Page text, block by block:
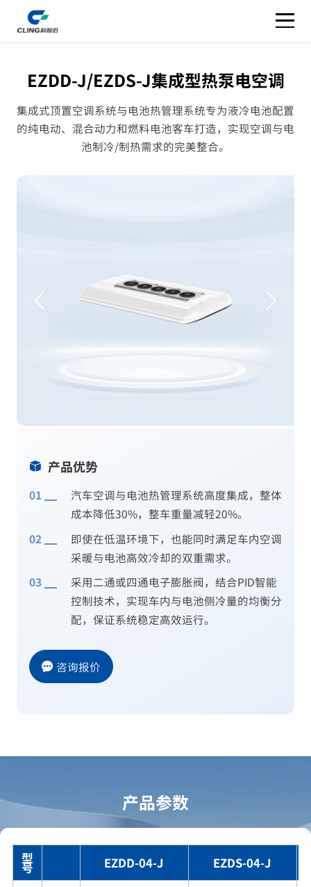
EZDD-J/EZDS-J集成型热泵电空调
集成式顶置空调系统与电池热管理系统专为液冷电池配置
的纯电动、混合动力和燃料电池客车打造，实现空调与电
池制冷/制热需求的完美整合。
产品优势
汽车空调与电池热管理系统高度集成，整体
成本降低30%，整车重量减轻20%。
即使在低温环境下，也能同时满足车内空调
采暖与电池高效冷却的双重需求。
采用二通或四通电子膨胀阀，结合PID智能
控制技术，实现车内与电池侧冷量的均衡分
配，保证系统稳定高效运行。
咨询报价
产品参数
型
号 EZDD-04-J EZDS-04-J